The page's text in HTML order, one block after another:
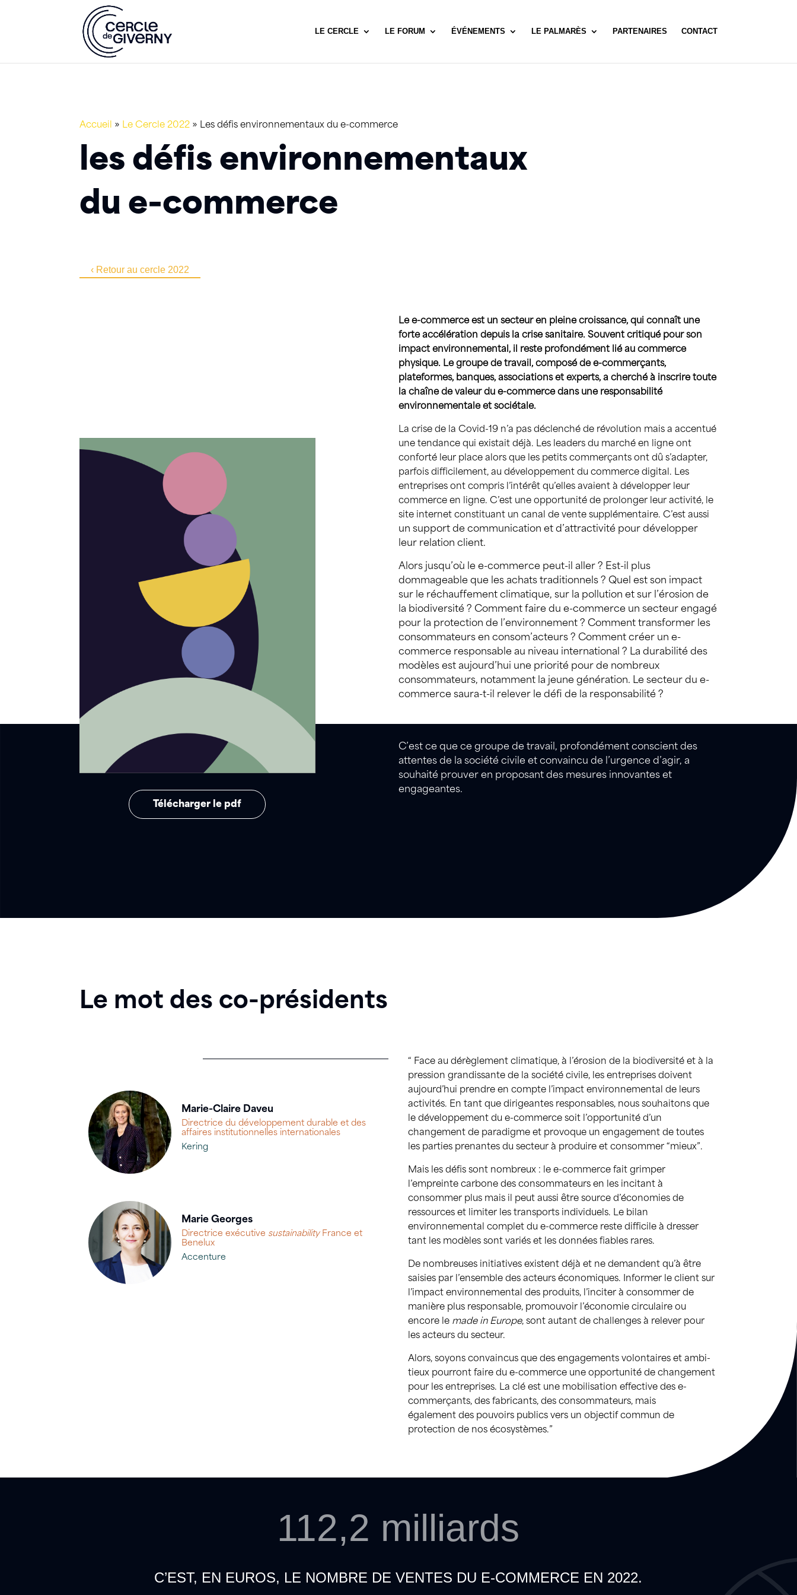
LE CERCLE LE FORUM ÉVÉNEMENTS LE PALMARÈS PARTENAIRES CONTACT
Accueil » Le Cercle 2022» Les défis environnementaux du e-commerce
les défis environnementaux
du e-commerce
‹ Retour au cercle 2022
Télécharger le pdf
Le e-commerce est un secteur en pleine croissance, qui connaît une
forte accélération depuis la crise sanitaire. Souvent critiqué pour son
impact environnemental, il reste profondément lié au commerce
physique. Le groupe de travail, composé de e-commerçants,
plateformes, banques, associations et experts, a cherché à inscrire toute
la chaîne de valeur du e-commerce dans une responsabilité
environnementale et sociétale.
La crise de la Covid-19 n’a pas déclenché de révolution mais a accentué
une tendance qui existait déjà. Les leaders du marché en ligne ont
conforté leur place alors que les petits commerçants ont dû s’adapter,
parfois difficilement, au développement du commerce digital. Les
entreprises ont compris l’intérêt qu’elles avaient à développer leur
commerce en ligne. C’est une opportunité de prolonger leur activité, le
site internet constituant un canal de vente supplémentaire. C’est aussi
un support de communication et d’attractivité pour développer
leur relation client.
Alors jusqu’où le e-commerce peut-il aller ? Est-il plus
dommageable que les achats traditionnels ? Quel est son impact
sur le réchauffement climatique, sur la pollution et sur l’érosion de
la biodiversité ? Comment faire du e-commerce un secteur engagé
pour la protection de l’environnement ? Comment transformer les
consommateurs en consom’acteurs ? Comment créer un e-
commerce responsable au niveau international ? La durabilité des
modèles est aujourd’hui une priorité pour de nombreux
consommateurs, notamment la jeune génération. Le secteur du e-
commerce saura-t-il relever le défi de la responsabilité ?
C’est ce que ce groupe de travail, profondément conscient des
attentes de la société civile et convaincu de l’urgence d’agir, a
souhaité prouver en proposant des mesures innovantes et
engageantes.
Le mot des co-présidents
Marie-Claire Daveu
Directrice du développement durable et des
affaires institutionnelles internationales
Kering
Marie Georges
Directrice exécutive sustainabilityFrance et
Benelux
Accenture
“ Face au dérèglement climatique, à l’érosion de la biodiversité et à la
pression grandissante de la société civile, les entreprises doivent
aujourd’hui prendre en compte l’impact environnemental de leurs
activités. En tant que dirigeantes responsables, nous souhaitons que
le développement du e-commerce soit l’opportunité d’un
changement de paradigme et provoque un engagement de toutes
les parties prenantes du secteur à produire et consommer “mieux”.
Mais les défis sont nombreux : le e-commerce fait grimper
l’empreinte carbone des consommateurs en les incitant à
consommer plus mais il peut aussi être source d’économies de
ressources et limiter les transports individuels. Le bilan
environnemental complet du e-commerce reste difficile à dresser
tant les modèles sont variés et les données fiables rares.
De nombreuses initiatives existent déjà et ne demandent qu’à être
saisies par l’ensemble des acteurs économiques. Informer le client sur
l’impact environnemental des produits, l’inciter à consommer de
manière plus responsable, promouvoir l’économie circulaire ou
encore le made in Europe, sont autant de challenges à relever pour
les acteurs du secteur.
Alors, soyons convaincus que des engagements volontaires et ambi-
tieux pourront faire du e-commerce une opportunité de changement
pour les entreprises. La clé est une mobilisation effective des e-
commerçants, des fabricants, des consommateurs, mais
également des pouvoirs publics vers un objectif commun de
protection de nos écosystèmes.”
112,2 milliards
C’EST, EN EUROS, LE NOMBRE DE VENTES DU E-COMMERCE EN 2022.